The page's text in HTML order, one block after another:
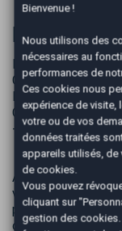
NISSAN JUKE 1.6
GPS TACTILE /
RECUL
CONTROLE
- GARANTIE DE
Avec AUTOEASY
votre tranquillité
partenariat avec
de 30 ans en
Bienvenue !
Nous utilisons des
nécessaires au
performances de
Ces cookies nous
expérience de visite,
votre ou de vos
données traitées
appareils utilisés,
de cookies.
Vous pouvez
cliquant sur
gestion des cookies